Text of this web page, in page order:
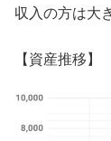
収入の方は大
【資産推移】